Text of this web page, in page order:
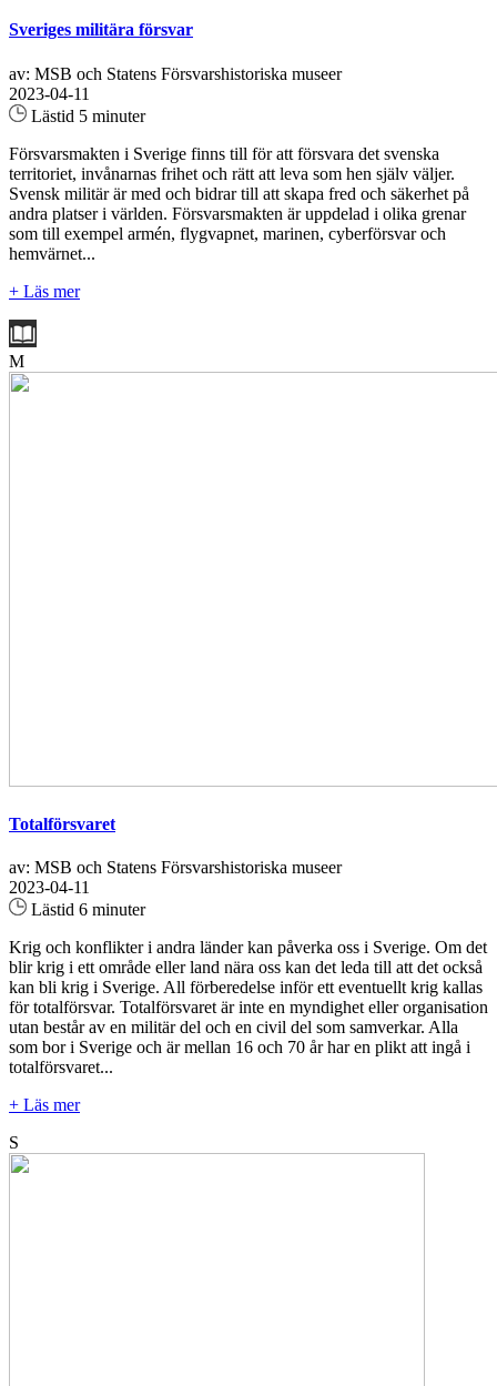
Sveriges militära försvar
av: MSB och Statens Försvarshistoriska museer
2023-04-11
Lästid 5 minuter
Försvarsmakten i Sverige finns till för att försvara det svenska
territoriet, invånarnas frihet och rätt att leva som hen själv väljer.
Svensk militär är med och bidrar till att skapa fred och säkerhet på
andra platser i världen. Försvarsmakten är uppdelad i olika grenar
som till exempel armén, flygvapnet, marinen, cyberförsvar och
hemvärnet...
+ Läs mer
M
Totalförsvaret
av: MSB och Statens Försvarshistoriska museer
2023-04-11
Lästid 6 minuter
Krig och konflikter i andra länder kan påverka oss i Sverige. Om det
blir krig i ett område eller land nära oss kan det leda till att det också
kan bli krig i Sverige. All förberedelse inför ett eventuellt krig kallas
för totalförsvar. Totalförsvaret är inte en myndighet eller organisation
utan består av en militär del och en civil del som samverkar. Alla
som bor i Sverige och är mellan 16 och 70 år har en plikt att ingå i
totalförsvaret...
+ Läs mer
S